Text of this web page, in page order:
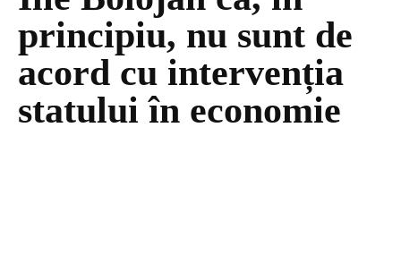
principiu, nu sunt de
acord cu intervenția
statului în economie